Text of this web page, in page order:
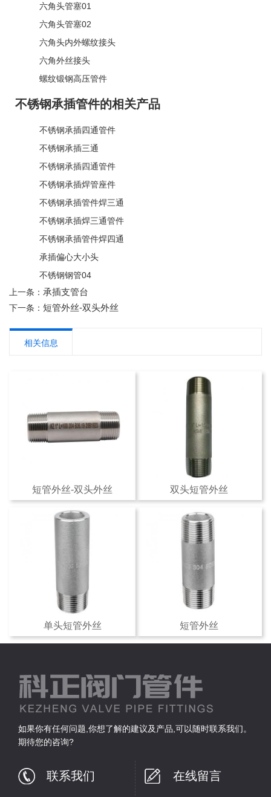
六角头管塞01
六角头管塞02
六角头内外螺纹接头
六角外丝接头
螺纹锻钢高压管件
不锈钢承插管件的相关产品
不锈钢承插四通管件
不锈钢承插三通
不锈钢承插四通管件
不锈钢承插焊管座件
不锈钢承插管件焊三通
不锈钢承插焊三通管件
不锈钢承插管件焊四通
承插偏心大小头
不锈钢钢管04
上一条： 承插支管台
下一条： 短管外丝-双头外丝
相关信息
短管外丝-双头外丝 双头短管外丝
单头短管外丝 短管外丝
如果你有任何问题,你想了解的建议及产品,可以随时联系我们。
期待您的咨询?
联系我们 在线留言